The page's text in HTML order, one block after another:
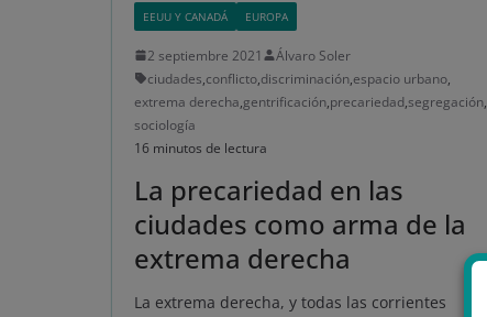
EEUU Y CANADÁ EUROPA
2 septiembre 2021
Álvaro Soler
ciudades,conflicto,discriminación,espacio urbano,
extrema derecha,gentrificación,precariedad,segregación,
sociología
16 minutos de lectura
La precariedad en las
ciudades como arma de la
extrema derecha
La extrema derecha, y todas las corrientes